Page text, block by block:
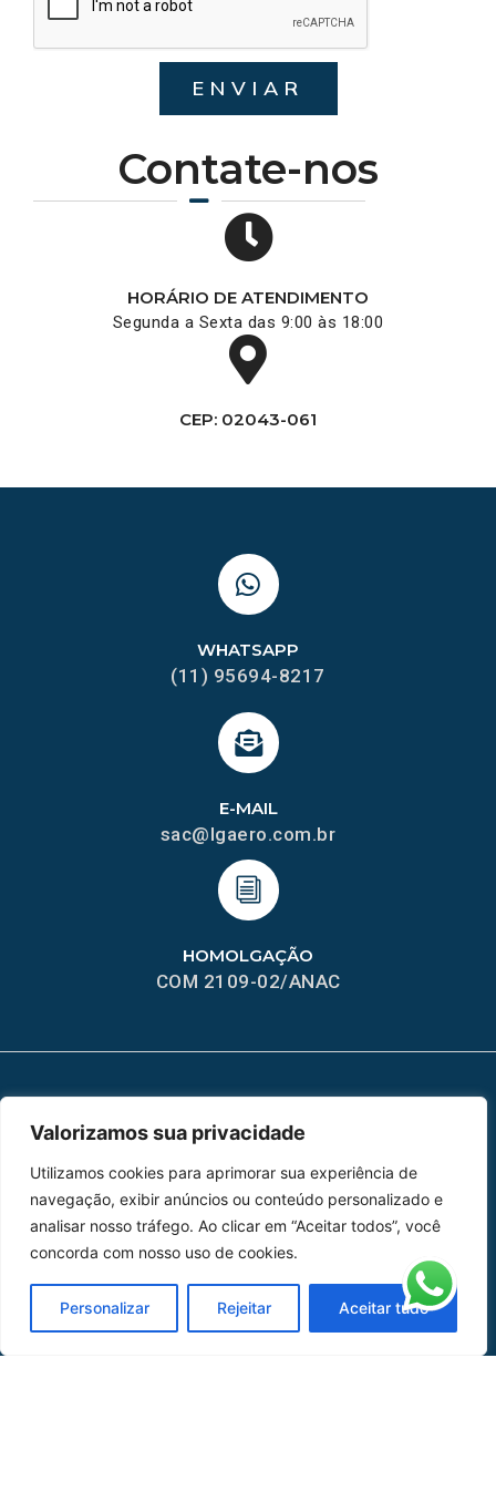
Valorizamos sua privacidade
Utilizamos cookies para aprimorar sua experiência de
navegação, exibir anúncios ou conteúdo personalizado e
analisar nosso tráfego. Ao clicar em “Aceitar todos”, você
concorda com nosso uso de cookies.
Personalizar Rejeitar Aceitar tudo
Contate-nos
HORÁRIO DE ATENDIMENTO
Segunda a Sexta das 9:00 às 18:00
CEP: 02043-061
ENVIAR
HOMOLGAÇÃO
COM 2109-02/ANAC
E-MAIL
sac@lgaero.com.br
WHATSAPP
(11) 95694-8217
Peças
Catálogo de Aplicações
Oficina de Mangueiras